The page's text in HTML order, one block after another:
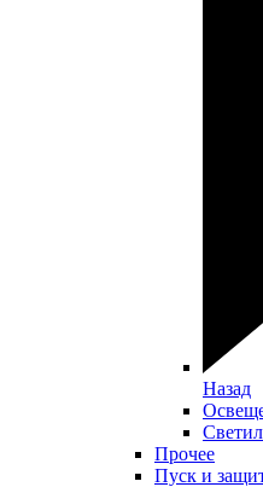
Назад
Прочее
Пуск и